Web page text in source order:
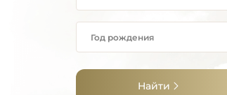
Найти